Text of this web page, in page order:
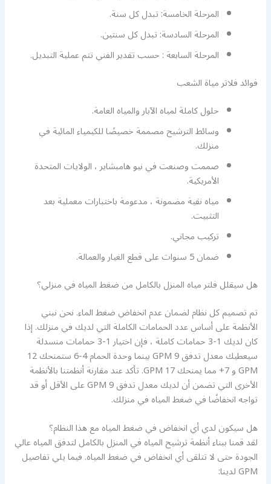
المرحلة الخامسة: تبدل كل سنة.
المرحلة السادسة: تبدل كل سنتين.
المرحلة السابعة : حسب تقدير الفني تتم عملية التبديل.
فوائد فلاتر مياة الشعب
حلول كاملة لمياه الآبار والمياه العامة.
وسائط الترشيح مصممة خصيصًا للكيمياء المائية في
منزلك.
صممت وصنعت في نيو هامبشاير ، الولايات المتحدة
الأمريكية.
مياه نقية مضمونة ، مدعومة باختبارات معملية بعد
التثبيت.
تركيب مجاني.
ضمان 5 سنوات على قطع الغيار والعمالة.
هل سيقلل فلتر مياه المنزل بالكامل من ضغط المياه في منزلي؟
تم تصميم كل نظام لضمان عدم انخفاض ضغط الماء. نحن نبني
الأنظمة على أساس عدد الحمامات الكاملة التي لديك في منزلك. إذا
كان لديك 1-3 حمامات كاملة ، فإن اختيار 1-3 حمامات منسدلة
سيعطيك معدل تدفق 9 GPM بينما وحدة الحمام 4-6 ستمنحك 12
GPM و 7+ مما يمنحك 17 GPM. تأكد عند مقارنة أنظمتنا بالأنظمة
الأخرى التي تضمن أن لديك معدل تدفق GPM 9 على الأقل أو قد
تواجه انخفاضًا في ضغط المياه في منزلك.
هل سيكون لدي أي انخفاض في ضغط المياه مع هذا النظام؟
لقد قمنا ببناء أنظمة ترشيح المياه في المنزل بالكامل لتدفق المياه عالي
الجودة حتى لا تتلقى أي انخفاض في ضغط المياه. فيما يلي تفاصيل
GPM لدينا: